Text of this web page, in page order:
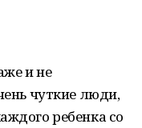
и не
чуткие люди,
ребенка со